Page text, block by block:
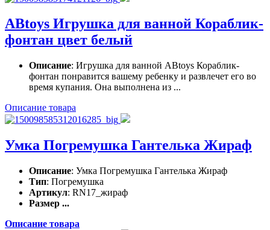
ABtoys Игрушка для ванной Кораблик-
фонтан цвет белый
Описание: Игрушка для ванной ABtoys Кораблик-
фонтан понравится вашему ребенку и развлечет его во
время купания. Она выполнена из ...
Описание товара
Умка Погремушка Гантелька Жираф
Описание: Умка Погремушка Гантелька Жираф
Тип: Погремушка
Артикул: RN17_жираф
Размер ...
Описание товара